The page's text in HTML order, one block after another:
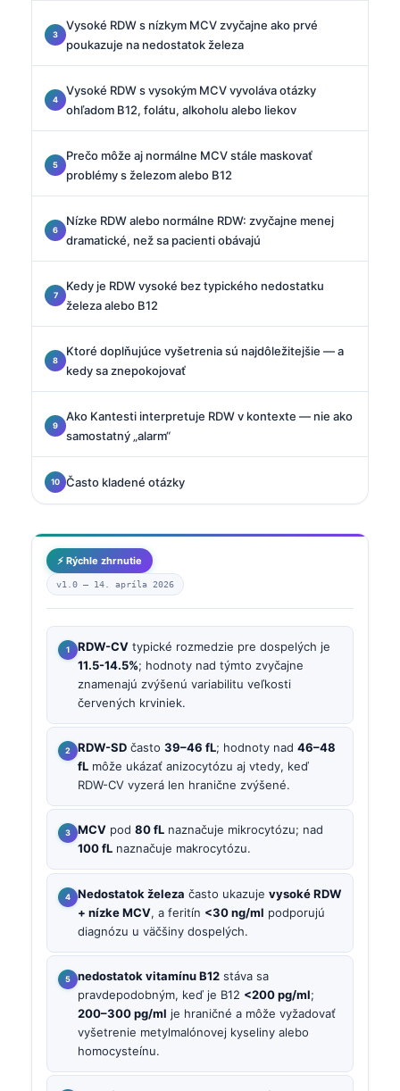
Vysoké RDW s nízkym MCV zvyčajne ako prvé
poukazuje na nedostatok železa
Vysoké RDW s vysokým MCV vyvoláva otázky
ohľadom B12, folátu, alkoholu alebo liekov
Prečo môže aj normálne MCV stále maskovať
problémy s železom alebo B12
Nízke RDW alebo normálne RDW: zvyčajne menej
dramatické, než sa pacienti obávajú
Kedy je RDW vysoké bez typického nedostatku
železa alebo B12
Ktoré doplňujúce vyšetrenia sú najdôležitejšie — a
kedy sa znepokojovať
Ako Kantesti interpretuje RDW v kontexte — nie ako
samostatný „alarm“
Často kladené otázky
⚡ Rýchle zhrnutie
v1.0 — 14. apríla 2026
RDW-CV typické rozmedzie pre dospelých je
11.5-14.5%; hodnoty nad týmto zvyčajne
znamenajú zvýšenú variabilitu veľkosti
červených krviniek.
RDW-SD často 39–46 fL; hodnoty nad 46–48
fL môže ukázať anizocytózu aj vtedy, keď
RDW-CV vyzerá len hranične zvýšené.
MCV pod 80 fL naznačuje mikrocytózu; nad
100 fL naznačuje makrocytózu.
Nedostatok železa často ukazuje vysoké RDW
+ nízke MCV, a feritín <30 ng/ml podporujú
diagnózu u väčšiny dospelých.
nedostatok vitamínu B12 stáva sa
pravdepodobným, keď je B12 <200 pg/ml;
200–300 pg/ml je hraničné a môže vyžadovať
vyšetrenie metylmalónovej kyseliny alebo
homocysteínu.